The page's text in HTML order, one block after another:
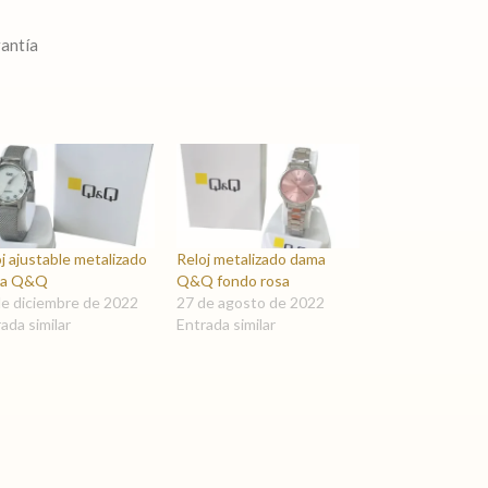
ajustable metalizado
Q&Q
diciembre de 2022
similar
Reloj metalizado dama
Q&Q fondo rosa
27 de agosto de 2022
Entrada similar